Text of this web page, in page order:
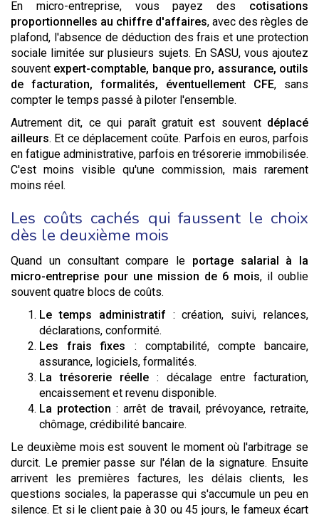
En micro-entreprise, vous payez des cotisations
proportionnelles au chiffre d'affaires, avec des règles de
plafond, l'absence de déduction des frais et une protection
sociale limitée sur plusieurs sujets. En SASU, vous ajoutez
souvent expert-comptable, banque pro, assurance, outils
de facturation, formalités, éventuellement CFE, sans
compter le temps passé à piloter l'ensemble.
Autrement dit, ce qui paraît gratuit est souvent déplacé
ailleurs. Et ce déplacement coûte. Parfois en euros, parfois
en fatigue administrative, parfois en trésorerie immobilisée.
C'est moins visible qu'une commission, mais rarement
moins réel.
Les coûts cachés qui faussent le choix
dès le deuxième mois
Quand un consultant compare le portage salarial à la
micro-entreprise pour une mission de 6 mois, il oublie
souvent quatre blocs de coûts.
Le temps administratif : création, suivi, relances,
déclarations, conformité.
Les frais fixes : comptabilité, compte bancaire,
assurance, logiciels, formalités.
La trésorerie réelle : décalage entre facturation,
encaissement et revenu disponible.
La protection : arrêt de travail, prévoyance, retraite,
chômage, crédibilité bancaire.
Le deuxième mois est souvent le moment où l'arbitrage se
durcit. Le premier passe sur l'élan de la signature. Ensuite
arrivent les premières factures, les délais clients, les
questions sociales, la paperasse qui s'accumule un peu en
silence. Et si le client paie à 30 ou 45 jours, le fameux écart